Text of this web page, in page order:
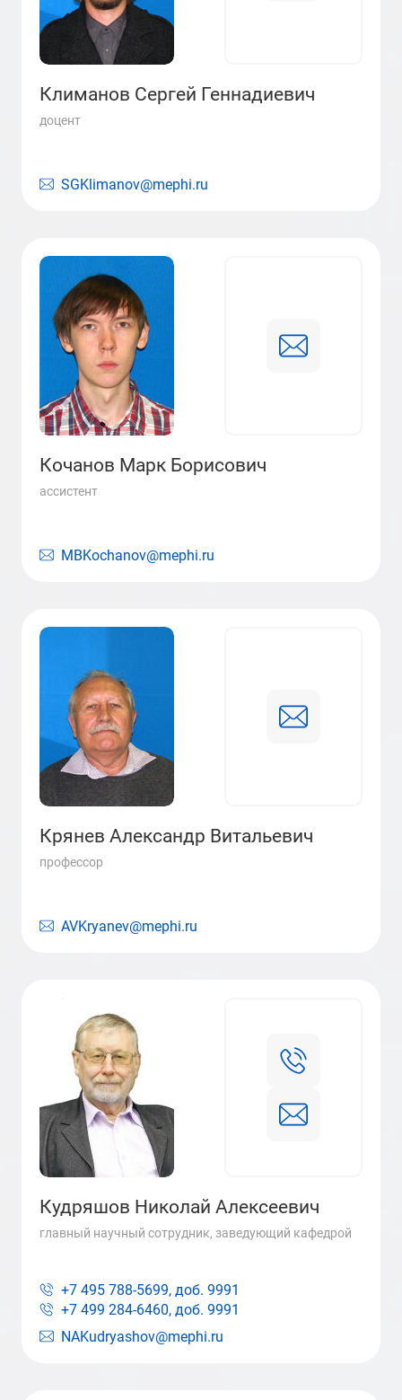
Климанов Сергей Геннадиевич
доцент
SGKlimanov@mephi.ru
Кочанов Марк Борисович
ассистент
MBKochanov@mephi.ru
Крянев Александр Витальевич
профессор
AVKryanev@mephi.ru
Кудряшов Николай Алексеевич
главный научный сотрудник, заведующий кафедрой
NAKudryashov@mephi.ru
+7 495 788-5699, доб. 9991
+7 499 284-6460, доб. 9991